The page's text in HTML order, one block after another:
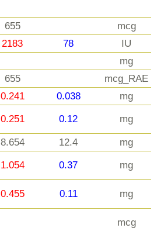
655
mcg
2183 78
IU
mg
655
mcg_RAE
0.241 0.038
mg
0.251 0.12 mg
8.654 12.4
mg
1.054 0.37 mg
0.455 0.11 mg
mcg